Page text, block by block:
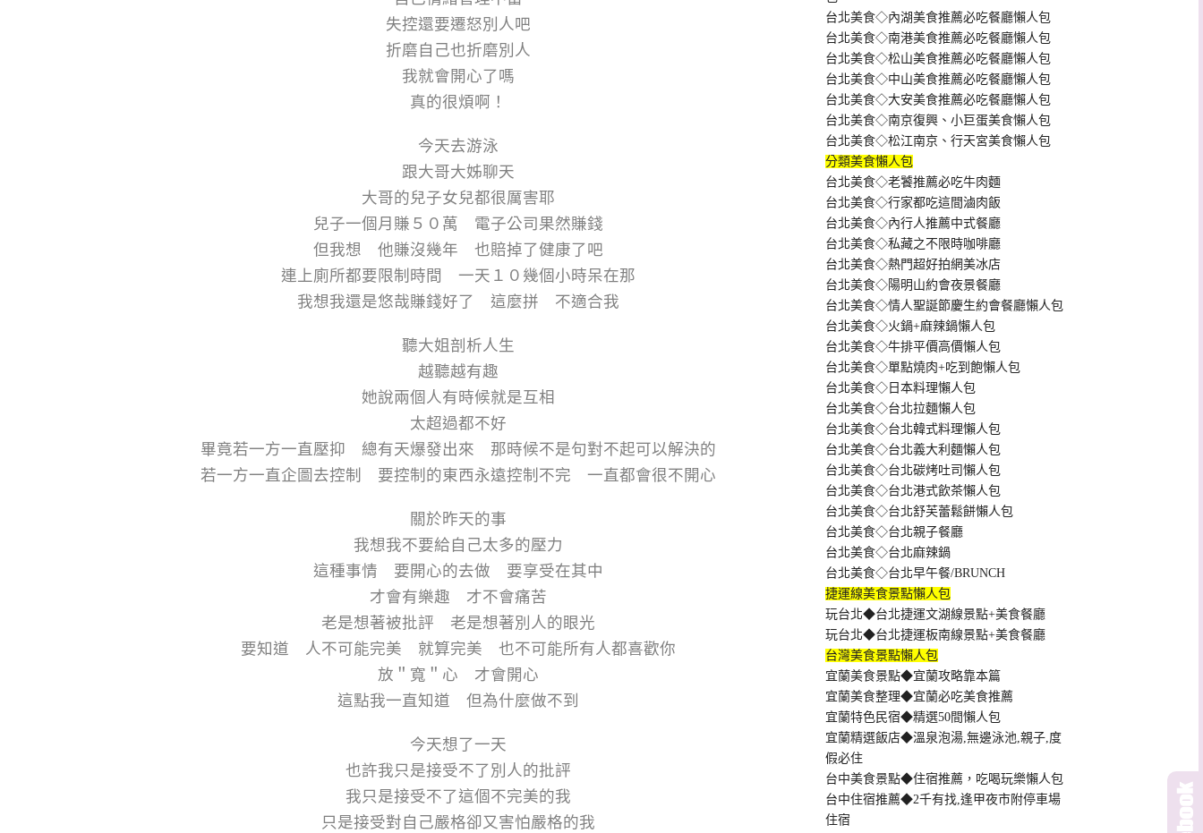
失控還要遷怒別人吧
折磨自己也折磨別人
我就會開心了嗎
真的很煩啊！
今天去游泳
跟大哥大姊聊天
大哥的兒子女兒都很厲害耶
兒子一個月賺５０萬 電子公司果然賺錢
但我想 他賺沒幾年 也賠掉了健康了吧
連上廁所都要限制時間 一天１０幾個小時呆在那
我想我還是悠哉賺錢好了 這麼拼 不適合我
聽大姐剖析人生
越聽越有趣
她說兩個人有時候就是互相
太超過都不好
畢竟若一方一直壓抑 總有天爆發出來 那時候不是句對不起可以解決的
若一方一直企圖去控制 要控制的東西永遠控制不完 一直都會很不開心
關於昨天的事
我想我不要給自己太多的壓力
這種事情 要開心的去做 要享受在其中
才會有樂趣 才不會痛苦
老是想著被批評 老是想著別人的眼光
要知道 人不可能完美 就算完美 也不可能所有人都喜歡你
放＂寬＂心 才會開心
這點我一直知道 但為什麼做不到
今天想了一天
也許我只是接受不了別人的批評
我只是接受不了這個不完美的我
只是接受對自己嚴格卻又害怕嚴格的我
台北美食◇內湖美食推薦必吃餐廳懶人包
台北美食◇南港美食推薦必吃餐廳懶人包
台北美食◇松山美食推薦必吃餐廳懶人包
台北美食◇中山美食推薦必吃餐廳懶人包
台北美食◇大安美食推薦必吃餐廳懶人包
台北美食◇南京復興、小巨蛋美食懶人包
台北美食◇松江南京、行天宮美食懶人包
分類美食懶人包
台北美食◇老饕推薦必吃牛肉麵
台北美食◇行家都吃這間滷肉飯
台北美食◇內行人推薦中式餐廳
台北美食◇私藏之不限時咖啡廳
台北美食◇熱門超好拍網美冰店
台北美食◇陽明山約會夜景餐廳
台北美食◇情人聖誕節慶生約會餐廳懶人包
台北美食◇火鍋+麻辣鍋懶人包
台北美食◇牛排平價高價懶人包
台北美食◇單點燒肉+吃到飽懶人包
台北美食◇日本料理懶人包
台北美食◇台北拉麵懶人包
台北美食◇台北韓式料理懶人包
台北美食◇台北義大利麵懶人包
台北美食◇台北碳烤吐司懶人包
台北美食◇台北港式飲茶懶人包
台北美食◇台北舒芙蕾鬆餅懶人包
台北美食◇台北親子餐廳
台北美食◇台北麻辣鍋
台北美食◇台北早午餐/BRUNCH
捷運線美食景點懶人包
玩台北◆台北捷運文湖線景點+美食餐廳
玩台北◆台北捷運板南線景點+美食餐廳
台灣美食景點懶人包
宜蘭美食景點◆宜蘭攻略靠本篇
宜蘭美食整理◆宜蘭必吃美食推薦
宜蘭特色民宿◆精選50間懶人包
宜蘭精選飯店◆溫泉泡湯,無邊泳池,親子,度
假必住
台中美食景點◆住宿推薦，吃喝玩樂懶人包
台中住宿推薦◆2千有找,逢甲夜市附停車場
住宿